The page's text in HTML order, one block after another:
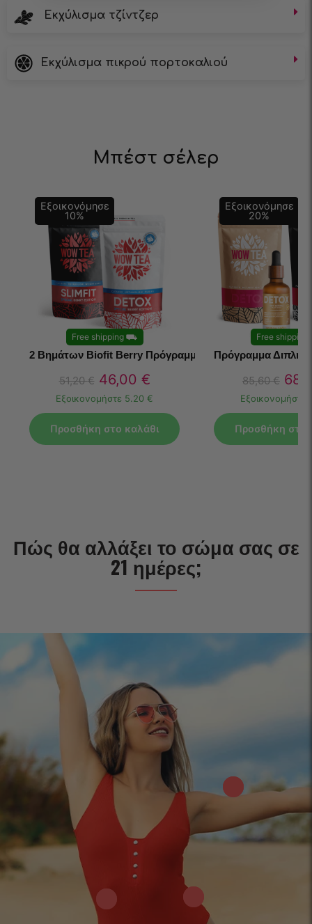
Εκχύλισμα τζίντζερ
Εκχύλισμα πικρού πορτοκαλιού
Μπέστ σέλερ
Εξοικονόμησε
10%
Free shipping⛟
2 Βημάτων Biofit Berry Πρόγραμμα
51,20€ 46,00 €
Εξοικονομήστε 5.20 €
Προσθήκη στο καλάθι
Εξοικονόμησε
20%
Free shipping
Πρόγραμμα
85,60€
Εξοικονομήστε
Προσθήκη στο
Πώς θα αλλάξει το σώμα σας σε
21 ημέρες;